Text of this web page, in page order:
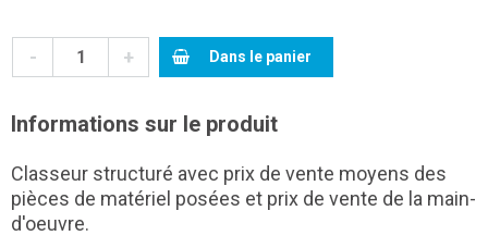
- + Dans le panier
Informations sur le produit
Classeur structuré avec prix de vente moyens des
pièces de matériel posées et prix de vente de la main-
d'oeuvre.